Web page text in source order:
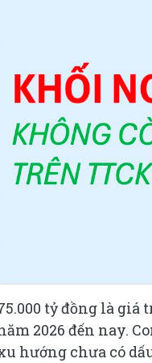
tỷ đồng là
2026 đến nay.
hướng chưa có